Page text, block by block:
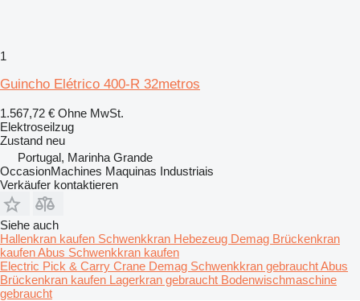
1
Guincho Elétrico 400-R 32metros
1.567,72 € Ohne MwSt.
Elektroseilzug
Zustand neu
Portugal, Marinha Grande
OccasionMachines Maquinas Industriais
Verkäufer kontaktieren
Siehe auch
Hallenkran kaufen Schwenkkran Hebezeug Demag Brückenkran
kaufenAbus Schwenkkran kaufen
Electric Pick & Carry Crane Demag Schwenkkran gebrauchtAbus
Brückenkran kaufen Lagerkran gebraucht Bodenwischmaschine
gebraucht